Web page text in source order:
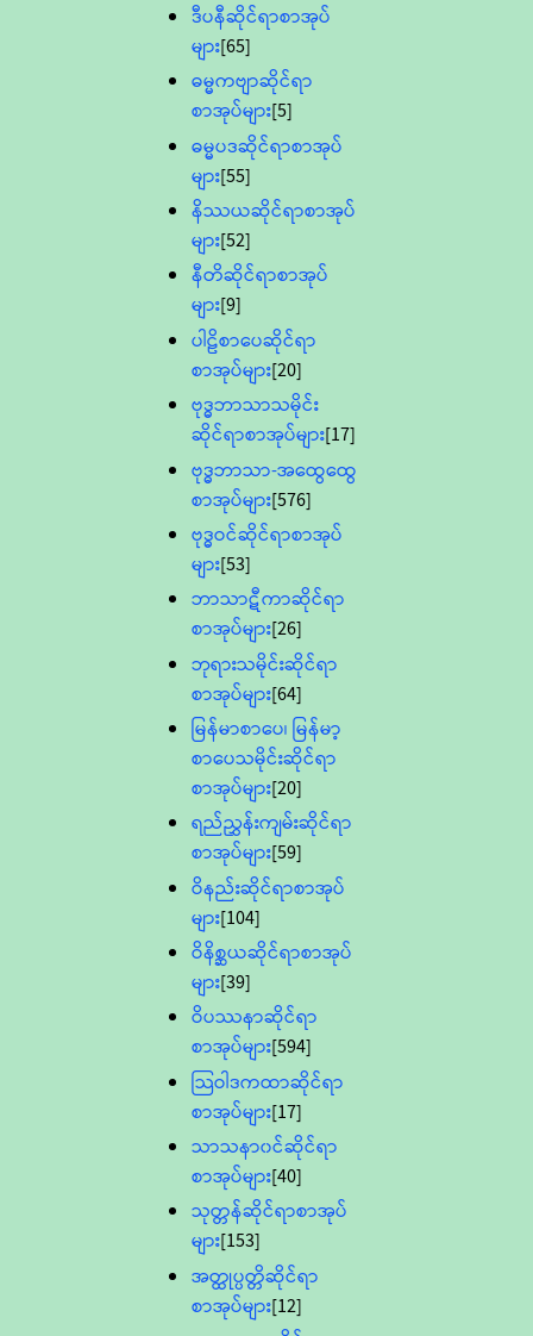
ဒီပနီဆိုင်ရာစာအုပ်
များ[65]
ဓမ္မကဗျာဆိုင်ရာ
စာအုပ်များ[5]
ဓမ္မပဒဆိုင်ရာစာအုပ်
များ[55]
နိဿယဆိုင်ရာစာအုပ်
များ[52]
နီတိဆိုင်ရာစာအုပ်
များ[9]
ပါဠိစာပေဆိုင်ရာ
စာအုပ်များ[20]
ဗုဒ္ဓဘာသာသမိုင်း
ဆိုင်ရာစာအုပ်များ[17]
ဗုဒ္ဓဘာသာ-အထွေထွေ
စာအုပ်များ[576]
ဗုဒ္ဓဝင်ဆိုင်ရာစာအုပ်
များ[53]
ဘာသာဋီကာဆိုင်ရာ
စာအုပ်များ[26]
ဘုရားသမိုင်းဆိုင်ရာ
စာအုပ်များ[64]
မြန်မာစာပေ၊ မြန်မာ့
စာပေသမိုင်းဆိုင်ရာ
စာအုပ်များ[20]
ရည်ညွှန်းကျမ်းဆိုင်ရာ
စာအုပ်များ[59]
ဝိနည်းဆိုင်ရာစာအုပ်
များ[104]
ဝိနိစ္ဆယဆိုင်ရာစာအုပ်
များ[39]
ဝိပဿနာဆိုင်ရာ
စာအုပ်များ[594]
သြဝါဒကထာဆိုင်ရာ
စာအုပ်များ[17]
သာသနာ၀င်ဆိုင်ရာ
စာအုပ်များ[40]
သုတ္တန်ဆိုင်ရာစာအုပ်
များ[153]
အတ္ထုပ္ပတ္တိဆိုင်ရာ
စာအုပ်များ[12]